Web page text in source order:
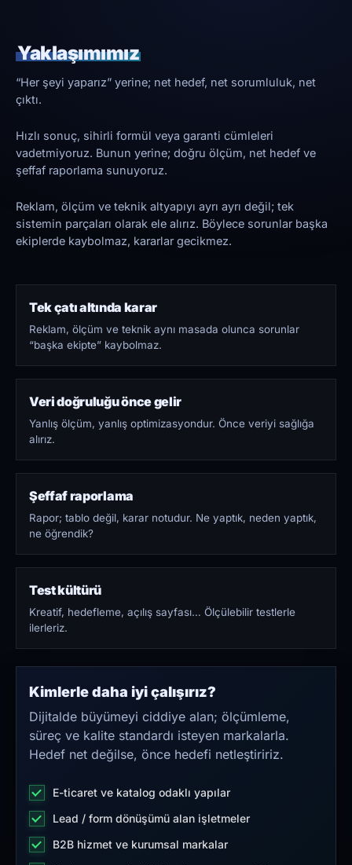
Yaklaşımımız
“Her şeyi yaparız” yerine; net hedef, net sorumluluk, net
çıktı.
Hızlı sonuç, sihirli formül veya garanti cümleleri
vadetmiyoruz. Bunun yerine; doğru ölçüm, net hedef ve
şeffaf raporlama sunuyoruz.
Reklam, ölçüm ve teknik altyapıyı ayrı ayrı değil; tek
sistemin parçaları olarak ele alırız. Böylece sorunlar başka
ekiplerde kaybolmaz, kararlar gecikmez.
Tek çatı altında karar
Reklam, ölçüm ve teknik aynı masada olunca sorunlar
“başka ekipte” kaybolmaz.
Veri doğruluğu önce gelir
Yanlış ölçüm, yanlış optimizasyondur. Önce veriyi sağlığa
alırız.
Şeffaf raporlama
Rapor; tablo değil, karar notudur. Ne yaptık, neden yaptık,
ne öğrendik?
Test kültürü
Kreatif, hedefleme, açılış sayfası… Ölçülebilir testlerle
ilerleriz.
Kimlerle daha iyi çalışırız?
Dijitalde büyümeyi ciddiye alan; ölçümleme,
süreç ve kalite standardı isteyen markalarla.
Hedef net değilse, önce hedefi netleştiririz.
E-ticaret ve katalog odaklı yapılar
Lead / form dönüşümü alan işletmeler
B2B hizmet ve kurumsal markalar